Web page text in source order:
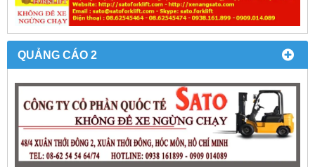
QUẢNG CÁO 2